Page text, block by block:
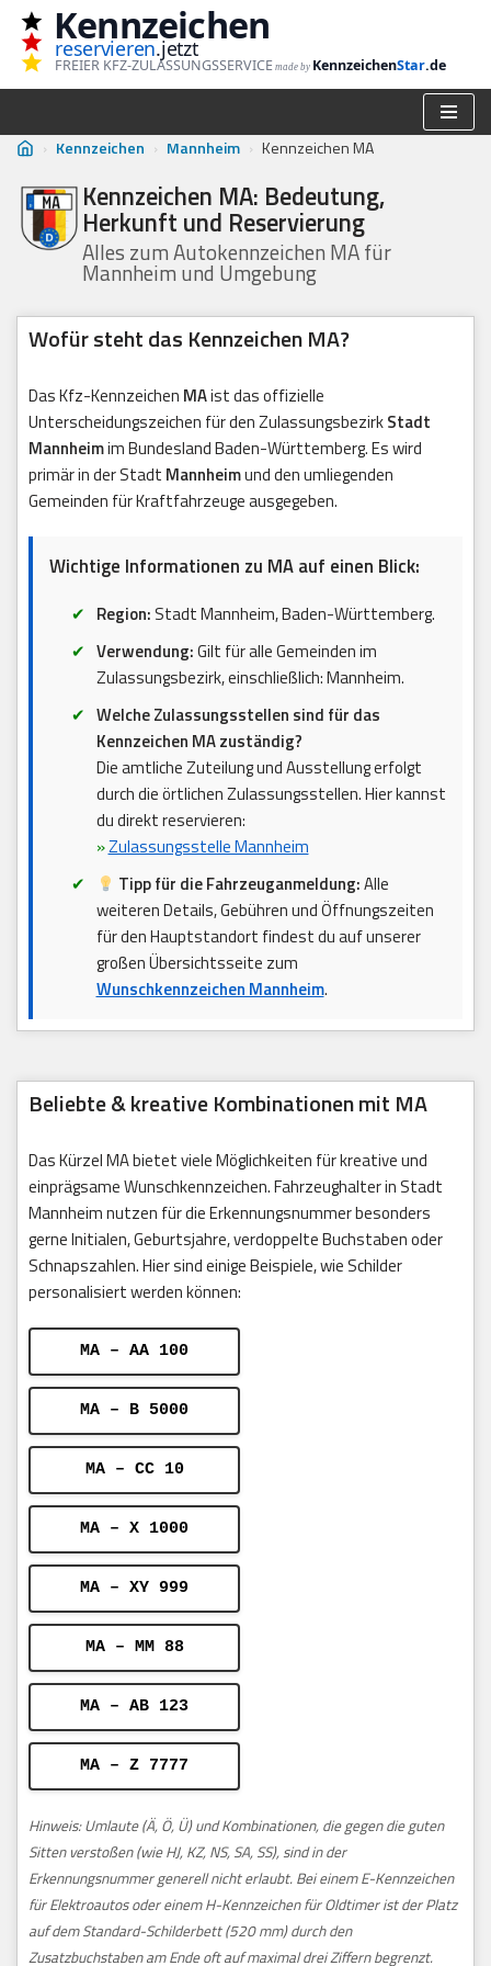
Zum
Inhalt
Kennzeichen
reservieren.jetzt
FREIER KFZ-ZULASSUNGSSERVICE made by KennzeichenStar.de
› Kennzeichen › Mannheim › Kennzeichen MA
Kennzeichen MA: Bedeutung,
Herkunft und Reservierung
Alles zum Autokennzeichen MA für
Mannheim und Umgebung
Wofür steht das Kennzeichen MA?
Das Kfz-Kennzeichen MAist das offizielle
Unterscheidungszeichen für den ZulassungsbezirkStadt
Mannheimim Bundesland Baden-Württemberg. Es wird
primär in der Stadt Mannheimund den umliegenden
Gemeinden für Kraftfahrzeuge ausgegeben.
Wichtige Informationen zu MA auf einen Blick:
Region: Stadt Mannheim, Baden-Württemberg.
Verwendung:Gilt für alle Gemeinden im
Zulassungsbezirk, einschließlich: Mannheim.
Welche Zulassungsstellen sind für das
Kennzeichen MA zuständig?
Die amtliche Zuteilung und Ausstellung erfolgt
durch die örtlichen Zulassungsstellen. Hier kannst
du direkt reservieren:
»Zulassungsstelle Mannheim
Tipp für die Fahrzeuganmeldung:Alle
weiteren Details, Gebühren und Öffnungszeiten
für den Hauptstandort findest du auf unserer
großen Übersichtsseite zum
Wunschkennzeichen Mannheim.
Beliebte & kreative Kombinationen mit MA
Das Kürzel MA bietet viele Möglichkeiten für kreative und
einprägsame Wunschkennzeichen. Fahrzeughalter in Stadt
Mannheim nutzen für die Erkennungsnummer besonders
gerne Initialen, Geburtsjahre, verdoppelte Buchstaben oder
Schnapszahlen. Hier sind einige Beispiele, wie Schilder
personalisiert werden können:
MA – AA 100
MA – B 5000
MA – CC 10
MA – X 1000
MA – XY 999
MA – MM 88
MA – AB 123
MA – Z 7777
Hinweis: Umlaute (Ä, Ö, Ü) und Kombinationen, die gegen die guten
Sitten verstoßen (wie HJ, KZ, NS, SA, SS), sind in der
Erkennungsnummer generell nicht erlaubt. Bei einem E-Kennzeichen
für Elektroautos oder einem H-Kennzeichen für Oldtimer ist der Platz
auf dem Standard-Schilderbett (520 mm) durch den
Zusatzbuchstaben am Ende oft auf maximal drei Ziffern begrenzt.